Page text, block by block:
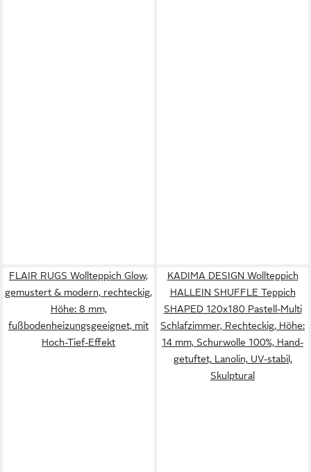
FLAIR RUGS Wollteppich Glow,
gemustert & modern, rechteckig,
Höhe: 8 mm,
fußbodenheizungsgeeignet, mit
Hoch-Tief-Effekt
KADIMA DESIGN Wollteppich
HALLEIN SHUFFLE Teppich
SHAPED 120x180 Pastell-Multi
Schlafzimmer, Rechteckig, Höhe:
14 mm, Schurwolle 100%, Hand-
getuftet, Lanolin, UV-stabil,
Skulptural